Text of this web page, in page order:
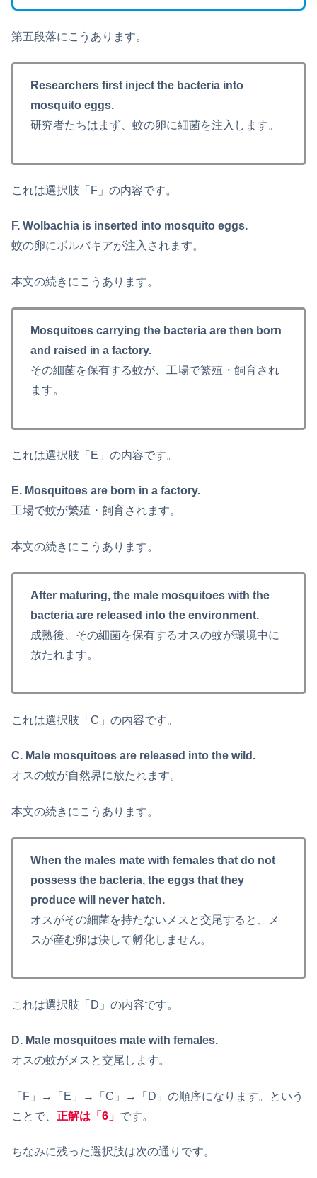
第五段落にこうあります。
Researchers first inject the bacteria into
mosquito eggs.
研究者たちはまず、蚊の卵に細菌を注入します。
これは選択肢「F」の内容です。
F. Wolbachia is inserted into mosquito eggs.
蚊の卵にボルバキアが注入されます。
本文の続きにこうあります。
Mosquitoes carrying the bacteria are then born
and raised in a factory.
その細菌を保有する蚊が、工場で繁殖・飼育され
ます。
これは選択肢「E」の内容です。
E. Mosquitoes are born in a factory.
工場で蚊が繁殖・飼育されます。
本文の続きにこうあります。
After maturing, the male mosquitoes with the
bacteria are released into the environment.
成熟後、その細菌を保有するオスの蚊が環境中に
放たれます。
これは選択肢「C」の内容です。
C. Male mosquitoes are released into the wild.
オスの蚊が自然界に放たれます。
本文の続きにこうあります。
When the males mate with females that do not
possess the bacteria, the eggs that they
produce will never hatch.
オスがその細菌を持たないメスと交尾すると、メ
スが産む卵は決して孵化しません。
これは選択肢「D」の内容です。
D. Male mosquitoes mate with females.
オスの蚊がメスと交尾します。
「F」→「E」→「C」→「D」の順序になります。という
ことで、 正解は「6」 です。
ちなみに残った選択肢は次の通りです。